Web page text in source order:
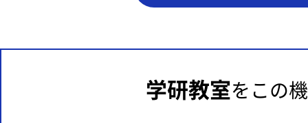
学研教室をこの